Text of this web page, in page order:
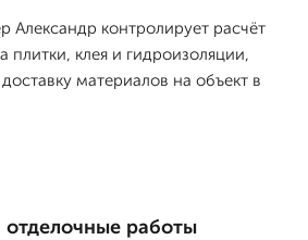
контролирует расчёт
плитки, клея и гидроизоляции,
материалов на объект в
отделочные работы